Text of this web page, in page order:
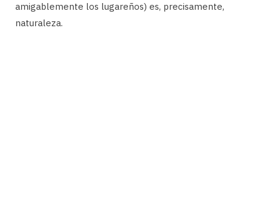
amigablemente los lugareños) es, precisamente,
naturaleza.